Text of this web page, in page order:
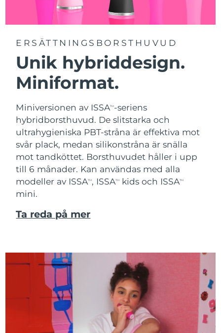
ERSÄTTNINGSBORSTHUVUD
Unik hybriddesign.
Miniformat.
Miniversionen av ISSATM-seriens
hybridborsthuvud. De slitstarka och
ultrahygieniska PBT-stråna är effektiva mot
svår plack, medan silikonstråna är snälla
mot tandköttet. Borsthuvudet håller i upp
till 6 månader. Kan användas med alla
modeller av ISSATM, ISSATM kids och ISSATM
mini.
Ta reda på mer